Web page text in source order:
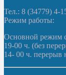
Тел.: 8 (34779) 4-
Режим работы:
Основной режим
19-00 ч. (без
14- 00 ч. перерыв